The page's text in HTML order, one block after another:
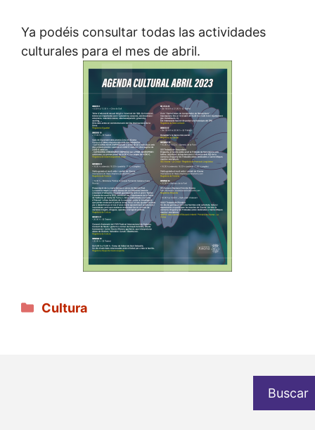
Ya podéis consultar todas las actividades
culturales para el mes de abril.
Categorías
Cultura
Buscar